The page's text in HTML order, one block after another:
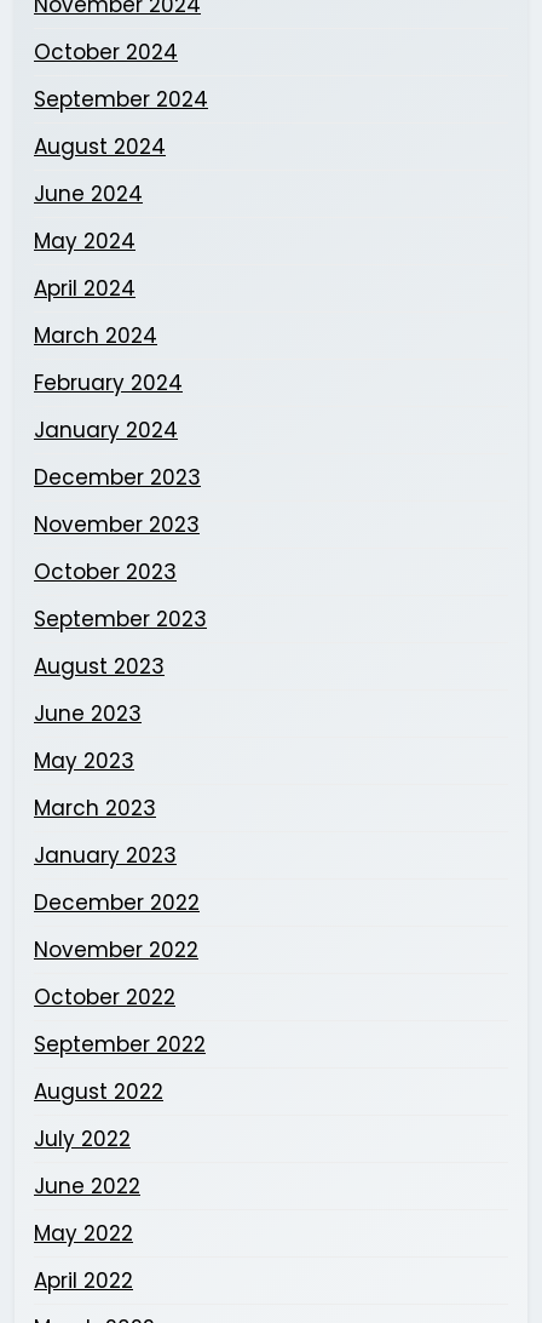
October 2024
September 2024
August 2024
June 2024
May 2024
April 2024
March 2024
February 2024
January 2024
December 2023
November 2023
October 2023
September 2023
August 2023
June 2023
May 2023
March 2023
January 2023
December 2022
November 2022
October 2022
September 2022
August 2022
July 2022
June 2022
May 2022
April 2022